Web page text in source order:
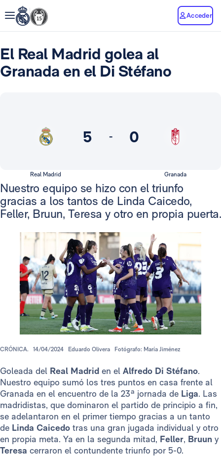
Acceder
El Real Madrid golea al
Granada en el Di Stéfano
5 - 0
Real Madrid Granada
Nuestro equipo se hizo con el triunfo
gracias a los tantos de Linda Caicedo,
Feller, Bruun, Teresa y otro en propia puerta.
CRÓNICA. 14/04/2024 Eduardo Olivera Fotógrafo: María Jiménez
Goleada del Real Madrid en el Alfredo Di Stéfano.
Nuestro equipo sumó los tres puntos en casa frente al
Granada en el encuentro de la 23ª jornada de Liga. Las
madridistas, que dominaron el partido de principio a fin,
se adelantaron en el primer tiempo gracias a un tanto
de Linda Caicedo tras una gran jugada individual y otro
en propia meta. Ya en la segunda mitad, Feller, Bruun y
Teresa cerraron el contundente triunfo por 5-0.